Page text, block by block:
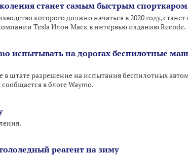
станет самым быстрым
которого должно начаться в 2020 году,
Tesla Илон Маск в интервью изданию Recode.
испытывать на дорогах беспилотные
штате разрешение на испытания беспилотных
в блоге Waymo.
реагент на зиму